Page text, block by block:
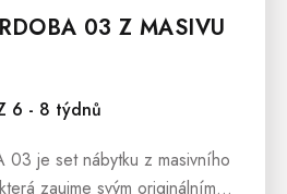
03 Z MASIVU
6 - 8 týdnů
03 je set nábytku z masivního
zaujme svým originálním